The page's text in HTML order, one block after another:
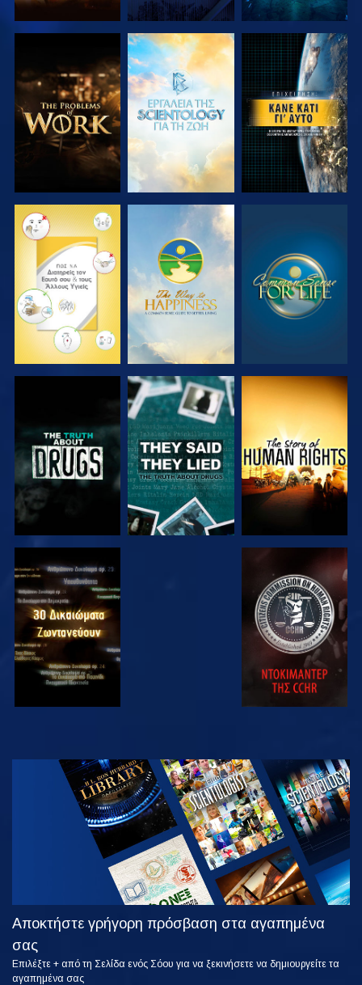
ΕΞΕΡΕΥΝΗΣΤΕ
ΤΗ ΣΕΙΡΑ
ΕΞΕΡΕΥΝΗΣΤΕ
ΤΗ ΣΕΙΡΑ
ΠΑΡΑΚΟΛΟΥΘΗΣΤΕ
ΠΑΡΑΚΟΛΟΥΘΗΣΤΕ ΠΑΡΑΚΟΛΟΥΘΗΣΤΕ ΠΑΡΑΚΟΛΟΥΘΗΣΤΕ
ΠΑΡΑΚΟΛΟΥΘΗΣΤΕ ΠΑΡΑΚΟΛΟΥΘΗΣΤΕ ΠΑΡΑΚΟΛΟΥΘΗΣΤΕ
ΠΑΡΑΚΟΛΟΥΘΗΣΤΕ ΠΑΡΑΚΟΛΟΥΘΗΣΤΕ
ΠΑΡΑΚΟΛΟΥΘΗΣΤΕ
ΕΞΕΡΕΥΝΗΣΤΕ
ΤΗ ΣΕΙΡΑ
Αποκτήστε γρήγορη πρόσβαση στα αγαπημένα
σας
Επιλέξτε + από τη Σελίδα ενός Σόου για να ξεκινήσετε να δημιουργείτε τα
αγαπημένα σας